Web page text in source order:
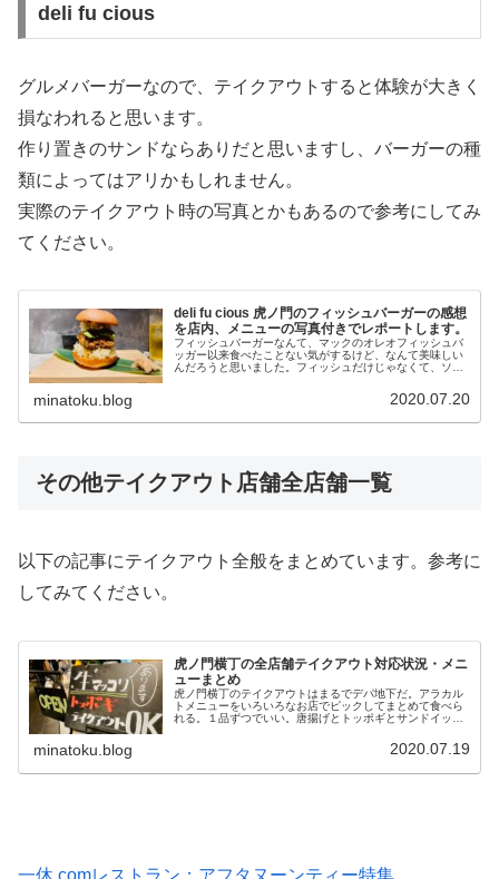
deli fu cious
グルメバーガーなので、テイクアウトすると体験が大きく
損なわれると思います。
作り置きのサンドならありだと思いますし、バーガーの種
類によってはアリかもしれません。
実際のテイクアウト時の写真とかもあるので参考にしてみ
てください。
deli fu cious 虎ノ門のフィッシュバーガーの感想
を店内、メニューの写真付きでレポートします。
フィッシュバーガーなんて、マックのオレオフィッシュバ
ッガー以来食べたことない気がするけど、なんて美味しい
んだろうと思いました。フィッシュだけじゃなくて、ソー
minatoku.blog 2020.07.20
その他テイクアウト店舗全店舗一覧
以下の記事にテイクアウト全般をまとめています。参考に
してみてください。
虎ノ門横丁の全店舗テイクアウト対応状況・メニ
ューまとめ
虎ノ門横丁のテイクアウトはまるでデパ地下だ。アラカル
トメニューをいろいろなお店でピックしてまとめて食べら
れる。１品ずつでいい。唐揚げとトッポギとサンドイッチ
minatoku.blog 2020.07.19
一休.comレストラン：アフタヌーンティー特集